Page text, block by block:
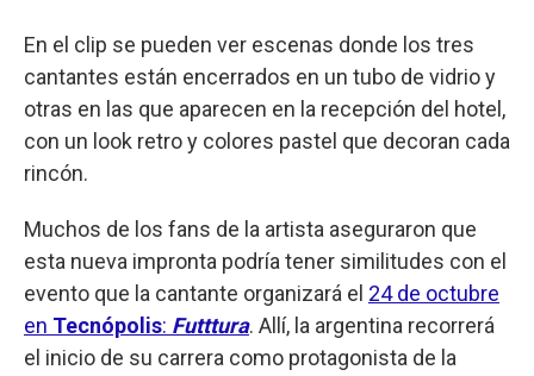
En el clip se pueden ver escenas donde los tres
cantantes están encerrados en un tubo de vidrio y
otras en las que aparecen en la recepción del hotel,
con un look retro y colores pastel que decoran cada
rincón.
Muchos de los fans de la artista aseguraron que
esta nueva impronta podría tener similitudes con el
evento que la cantante organizará el 24 de octubre
en Tecnópolis: Futttura. Allí, la argentina recorrerá
el inicio de su carrera como protagonista de la